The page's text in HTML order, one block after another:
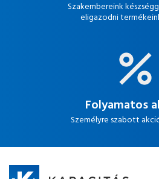
Szakembereink
eligazodni
Folyamatos
Személyre szabott